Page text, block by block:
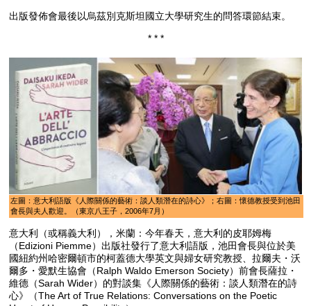
出版發佈會最後以烏茲別克斯坦國立大學研究生的問答環節結束。
* * *
左圖：意大利語版《人際關係的藝術：談人類潛在的詩心》；右圖：懷德教授受到池田
會長與夫人歡迎。（東京八王子，2006年7月）
意大利（或稱義大利），米蘭：今年春天，意大利的皮耶姆梅
（Edizioni Piemme）出版社發行了意大利語版，池田會長與位於美
國紐約州哈密爾頓市的柯蓋德大學英文與婦女研究教授、拉爾夫・沃
爾多・愛默生協會（Ralph Waldo Emerson Society）前會長薩拉・
維德（Sarah Wider）的對談集《人際關係的藝術：談人類潛在的詩
心》（The Art of True Relations: Conversations on the Poetic